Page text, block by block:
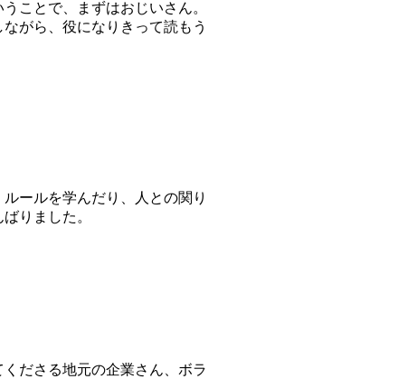
ことで、まずはおじいさん。
がら、役になりきって読もう
ールを学んだり、人との関り
りました。
ださる地元の企業さん、ボラ